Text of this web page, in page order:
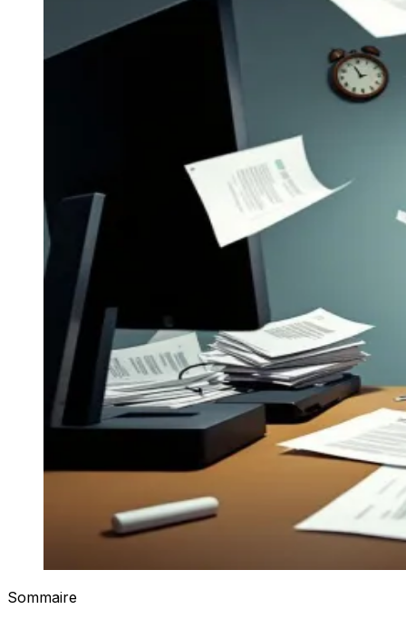
Sommaire